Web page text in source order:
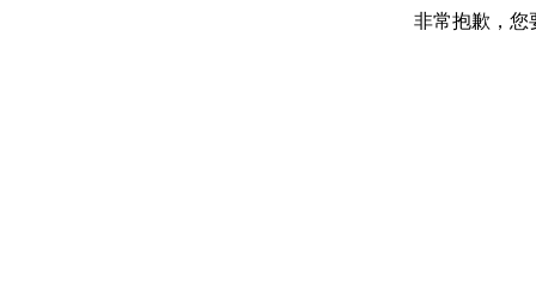
非常抱歉，您